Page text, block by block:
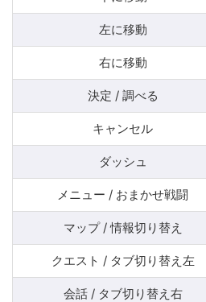
左に移動
右に移動
決定 / 調べる
キャンセル
ダッシュ
メニュー / おまかせ戦闘
マップ / 情報切り替え
クエスト / タブ切り替え左
会話 / タブ切り替え右